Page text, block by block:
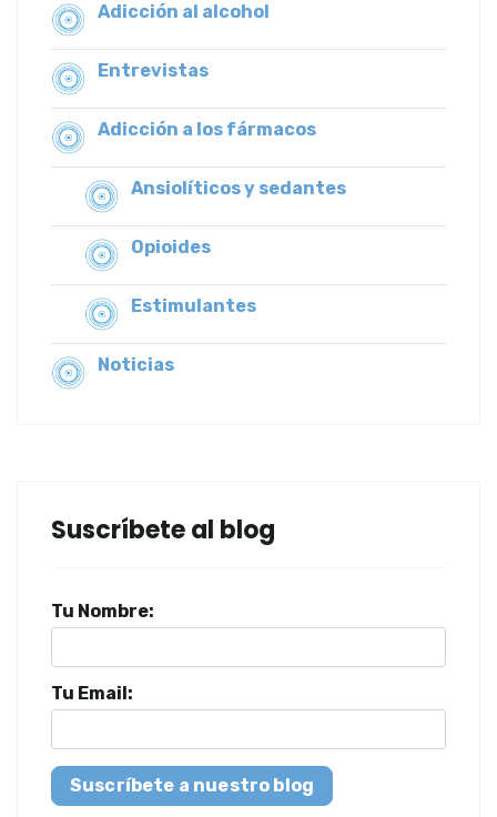
Adicción al alcohol
Entrevistas
Adicción a los fármacos
Ansiolíticos y sedantes
Opioides
Estimulantes
Noticias
Suscríbete al blog
Tu Nombre:
Tu Email:
Suscríbete a nuestro blog